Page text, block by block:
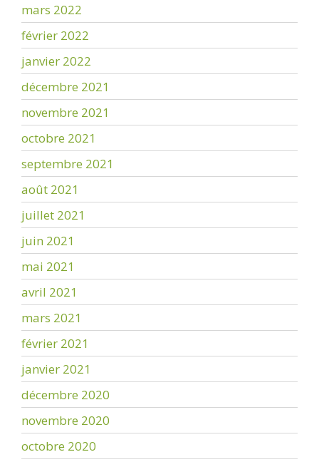
mars 2022
février 2022
janvier 2022
décembre 2021
novembre 2021
octobre 2021
septembre 2021
août 2021
juillet 2021
juin 2021
mai 2021
avril 2021
mars 2021
février 2021
janvier 2021
décembre 2020
novembre 2020
octobre 2020